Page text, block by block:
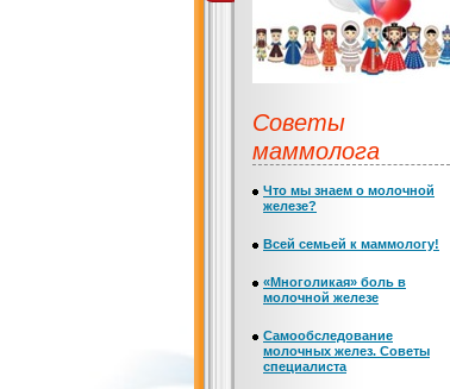
Советы
маммолога
Что мы знаем о молочной
железе?
Всей семьей к маммологу!
«Многоликая» боль в
молочной железе
Самообследование
молочных желез. Советы
специалиста